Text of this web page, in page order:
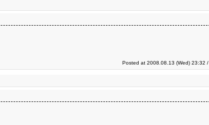
Posted at 2008.08.13 (Wed) 23:32 /